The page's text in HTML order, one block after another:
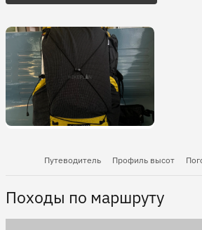
Путеводитель Профиль высот
Походы по маршруту